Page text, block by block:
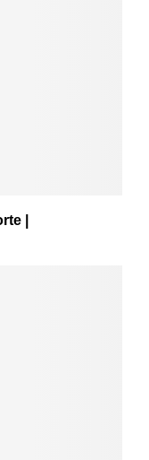
|